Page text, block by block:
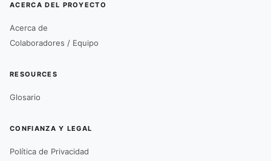
ACERCA DEL PROYECTO
Acerca de
Colaboradores / Equipo
RESOURCES
Glosario
CONFIANZA Y LEGAL
Política de Privacidad